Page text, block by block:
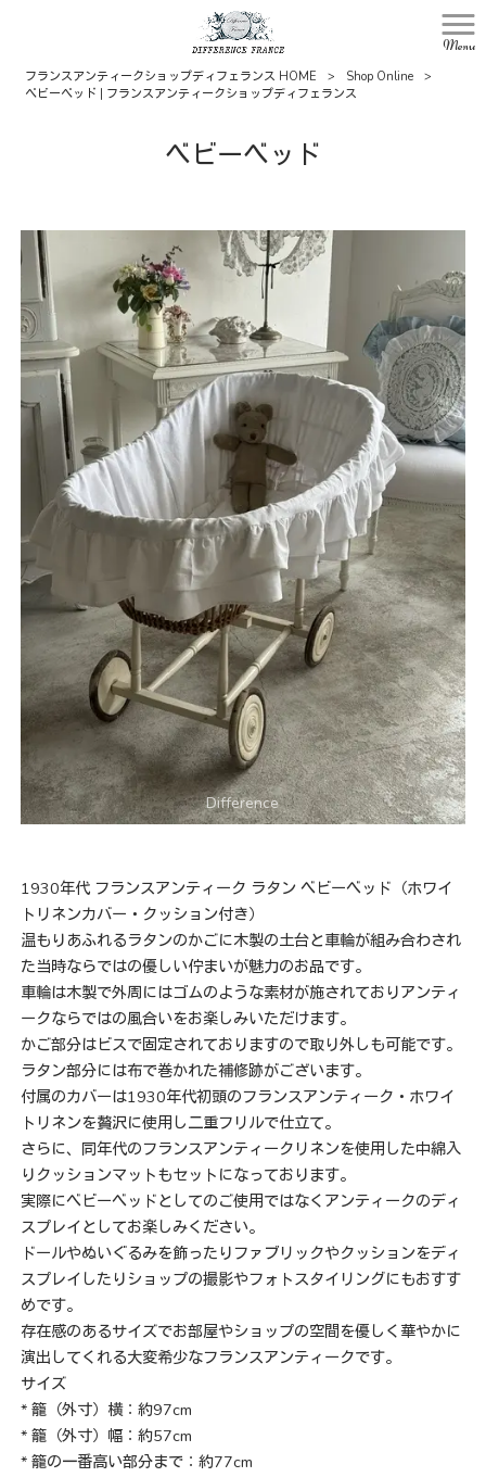
Menu
フランスアンティークショップディフェランス HOME > Shop Online
>
ベビーベッド | フランスアンティークショップディフェランス
ベビーベッド
1930年代 フランスアンティーク ラタン ベビーベッド（ホワイ
トリネンカバー・クッション付き）
温もりあふれるラタンのかごに木製の土台と車輪が組み合わされ
た当時ならではの優しい佇まいが魅力のお品です。
車輪は木製で外周にはゴムのような素材が施されておりアンティ
ークならではの風合いをお楽しみいただけます。
かご部分はビスで固定されておりますので取り外しも可能です。
ラタン部分には布で巻かれた補修跡がございます。
付属のカバーは1930年代初頭のフランスアンティーク・ホワイ
トリネンを贅沢に使用し二重フリルで仕立て。
さらに、同年代のフランスアンティークリネンを使用した中綿入
りクッションマットもセットになっております。
実際にベビーベッドとしてのご使用ではなくアンティークのディ
スプレイとしてお楽しみください。
ドールやぬいぐるみを飾ったりファブリックやクッションをディ
スプレイしたりショップの撮影やフォトスタイリングにもおすす
めです。
存在感のあるサイズでお部屋やショップの空間を優しく華やかに
演出してくれる大変希少なフランスアンティークです。
サイズ
* 籠（外寸）横：約97cm
* 籠（外寸）幅：約57cm
* 籠の一番高い部分まで：約77cm